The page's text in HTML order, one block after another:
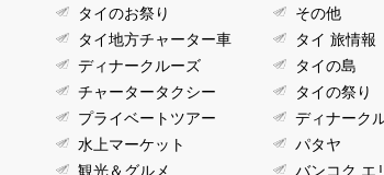
タイのお祭り
タイ地方チャーター車
ディナークルーズ
チャータータクシー
プライベートツアー
水上マーケット
観光＆グルメ
その他
タイ 旅情報
タイの島
タイの祭り
ディナーク
パタヤ
バンコク エ